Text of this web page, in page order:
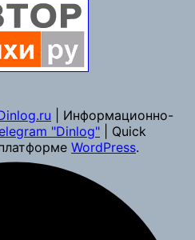
| Информационно-
"Dinlog" | Quick
WordPress.